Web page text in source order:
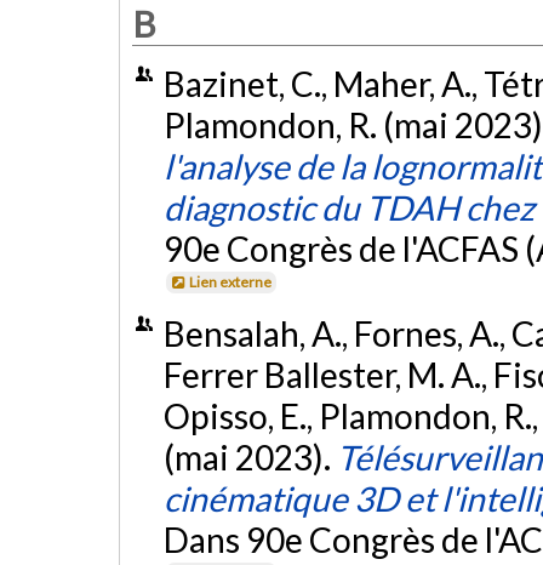
B
Bazinet, C., Maher, A.,
Plamondon, R. (mai
l'analyse de la
diagnostic du TDAH
90e Congrès de l'ACFAS
Lien externe
Bensalah, A., Fornes, A.,
Ferrer Ballester, M. A.,
Opisso, E., Plamondon,
(mai 2023).
cinématique 3D et
Dans 90e Congrès de